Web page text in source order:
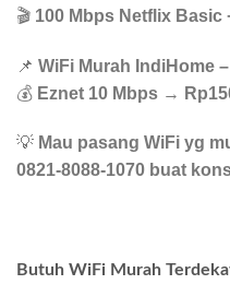
🎬 100 Mbps Netflix Basic
📌 WiFi Murah IndiHome
💰 Eznet 10 Mbps →
💡 Mau pasang WiFi yg
0821-8088-1070 buat
Butuh WiFi Murah